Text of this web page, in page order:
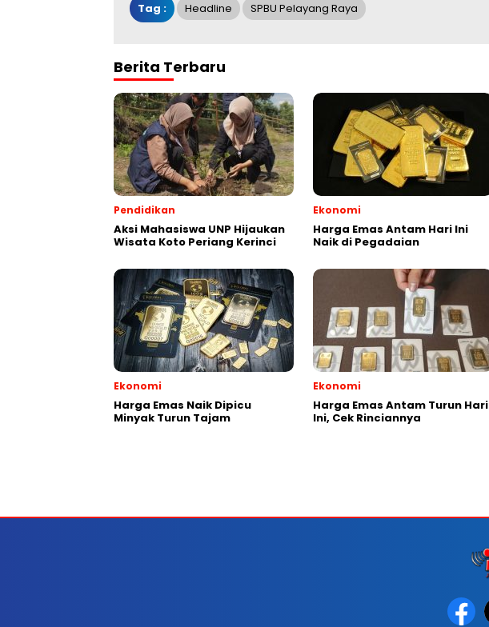
Tag : Headline SPBU Pelayang Raya
Berita Terbaru
Pendidikan
Aksi Mahasiswa UNP Hijaukan
Wisata Koto Periang Kerinci
Ekonomi
Harga Emas Antam Hari Ini
Naik di Pegadaian
Ekonomi
Harga Emas Naik Dipicu
Minyak Turun Tajam
Ekonomi
Harga Emas Antam Turun Hari
Ini, Cek Rinciannya